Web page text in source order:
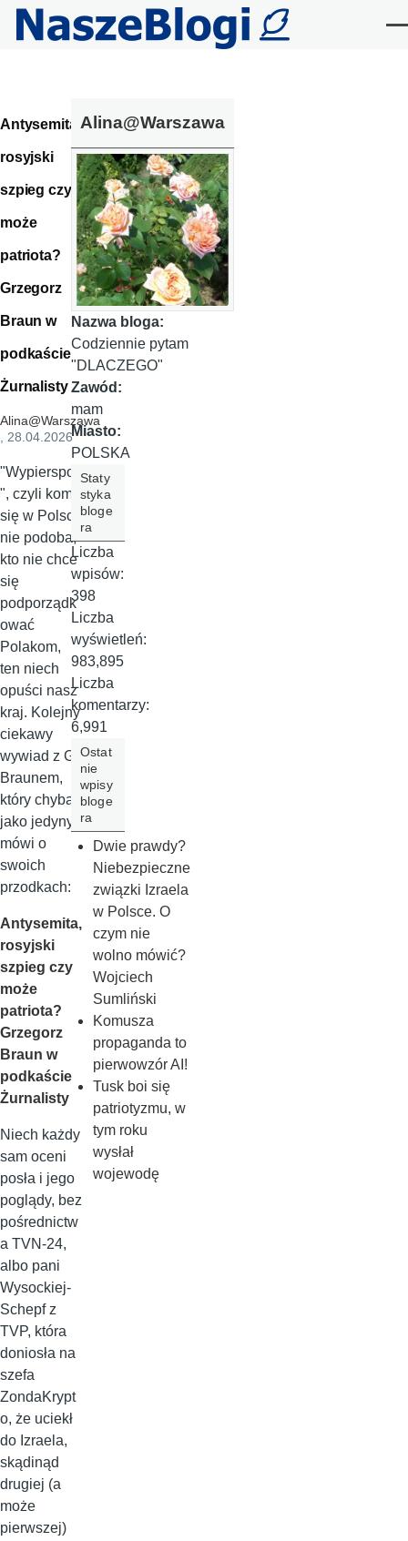
Przejdź do treści
Antysemita,
rosyjski
szpieg czy
może
patriota?
Grzegorz
Braun w
podkaście
Żurnalisty
Alina@Warszawa
, 28.04.2026
"Wypierspol
", czyli komu
się w Polsce
nie podoba,
kto nie chce
się
podporządk
ować
Polakom,
ten niech
opuści nasz
kraj. Kolejny
ciekawy
wywiad z G.
Braunem,
który chyba
jako jedyny
mówi o
swoich
przodkach:
Antysemita,
rosyjski
szpieg czy
może
patriota?
Grzegorz
Braun w
podkaście
Żurnalisty
Niech każdy
sam oceni
posła i jego
poglądy, bez
pośrednictw
a TVN-24,
albo pani
Wysockiej-
Schepf z
TVP, która
doniosła na
szefa
ZondaKrypt
o, że uciekł
do Izraela,
skądinąd
drugiej (a
może
pierwszej)
Alina@Warszawa
Nazwa bloga:
Codziennie pytam
"DLACZEGO"
Zawód:
mam
Miasto:
POLSKA
Staty
styka
bloge
ra
Liczba
wpisów:
398
Liczba
wyświetleń:
983,895
Liczba
komentarzy:
6,991
Ostat
nie
wpisy
bloge
ra
Dwie prawdy?
Niebezpieczne
związki Izraela
w Polsce. O
czym nie
wolno mówić?
Wojciech
Sumliński
Komusza
propaganda to
pierwowzór AI!
Tusk boi się
patriotyzmu, w
tym roku
wysłał
wojewodę